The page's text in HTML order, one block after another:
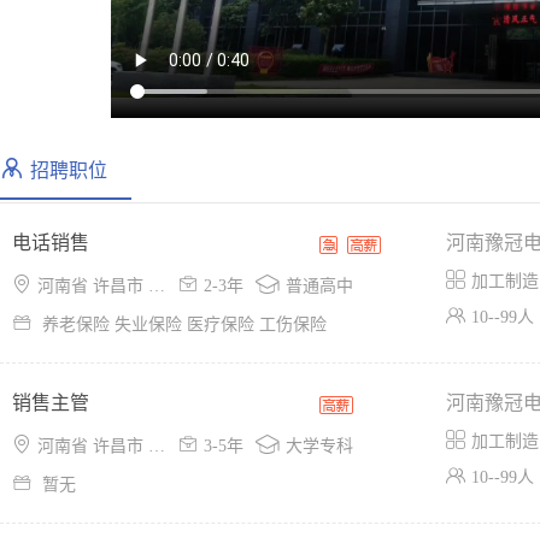
招聘职位
电话销售
 河南省 许昌市 示范区  2-3年  普通高中
 养老保险 失业保险 医疗保险 工伤保险
河南豫冠
 加工制
 10--99人
销售主管
 河南省 许昌市 建安区  3-5年  大学专科
 暂无
河南豫冠
 加工制
 10--99人